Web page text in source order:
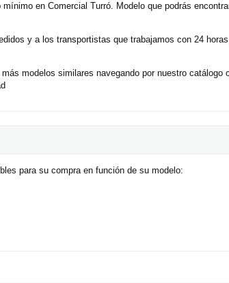
en Comercial Turró. Modelo que podrás
y a los transportistas que trabajamos con 24
modelos similares navegando por nuestro catálogo
para su compra en función de su modelo: